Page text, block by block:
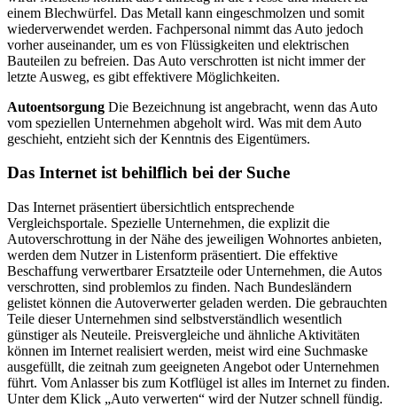
einem Blechwürfel. Das Metall kann eingeschmolzen und somit
wiederverwendet werden. Fachpersonal nimmt das Auto jedoch
vorher auseinander, um es von Flüssigkeiten und elektrischen
Bauteilen zu befreien. Das Auto verschrotten ist nicht immer der
letzte Ausweg, es gibt effektivere Möglichkeiten.
Autoentsorgung Die Bezeichnung ist angebracht, wenn das Auto
vom speziellen Unternehmen abgeholt wird. Was mit dem Auto
geschieht, entzieht sich der Kenntnis des Eigentümers.
Das Internet ist behilflich bei der Suche
Das Internet präsentiert übersichtlich entsprechende
Vergleichsportale. Spezielle Unternehmen, die explizit die
Autoverschrottung in der Nähe des jeweiligen Wohnortes anbieten,
werden dem Nutzer in Listenform präsentiert. Die effektive
Beschaffung verwertbarer Ersatzteile oder Unternehmen, die Autos
verschrotten, sind problemlos zu finden. Nach Bundesländern
gelistet können die Autoverwerter geladen werden. Die gebrauchten
Teile dieser Unternehmen sind selbstverständlich wesentlich
günstiger als Neuteile. Preisvergleiche und ähnliche Aktivitäten
können im Internet realisiert werden, meist wird eine Suchmaske
ausgefüllt, die zeitnah zum geeigneten Angebot oder Unternehmen
führt. Vom Anlasser bis zum Kotflügel ist alles im Internet zu finden.
Unter dem Klick „Auto verwerten“ wird der Nutzer schnell fündig.